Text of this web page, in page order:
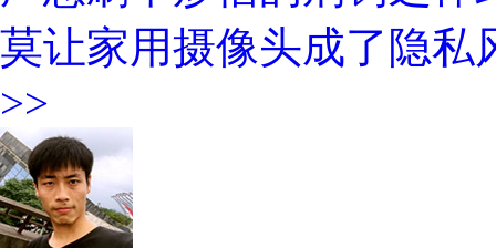
莫让家用摄像头成了隐私
>>